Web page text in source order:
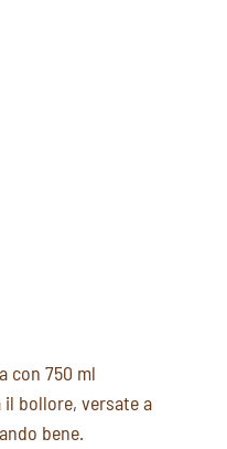
con 750 ml
il bollore, versate a
bene.